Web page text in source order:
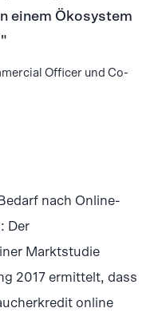
einem Ökosystem
Officer und Co-
nach Online-
Der
Marktstudie
2017 ermittelt, dass
online